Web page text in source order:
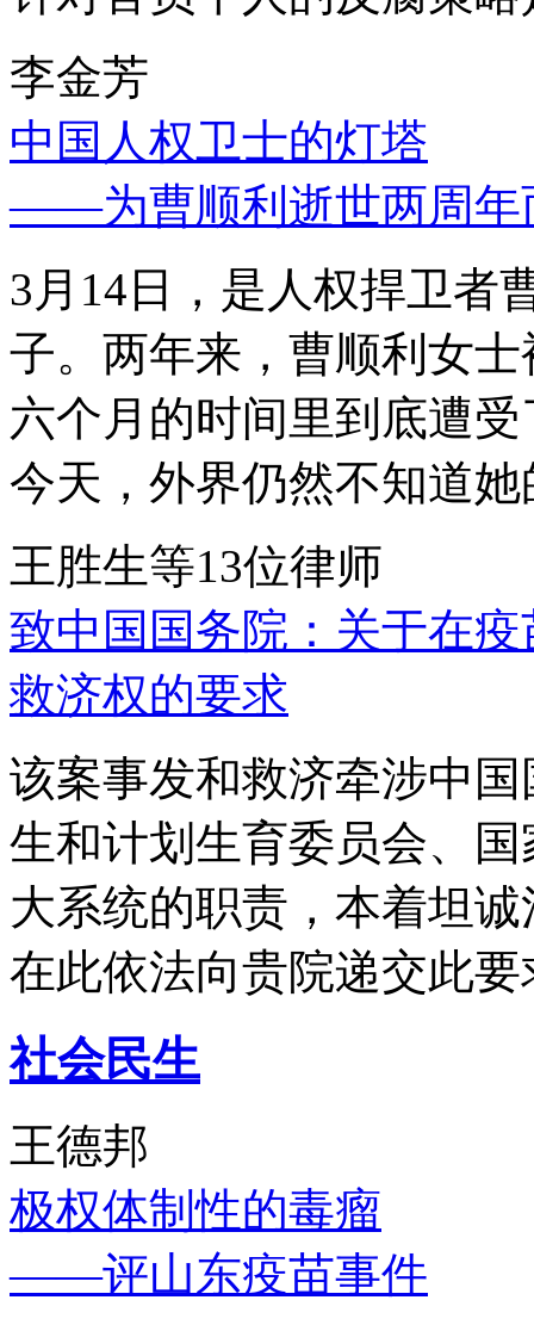
李金芳
中国人权卫士的灯塔
——为曹顺利逝世两周年
3月14日，是人权捍卫者
子。两年来，曹顺利女
六个月的时间里到底遭
今天，外界仍然不知道
王胜生等13位律师
致中国国务院：关于在
救济权的要求
该案事发和救济牵涉中
生和计划生育委员会、
大系统的职责，本着坦
在此依法向贵院递交此要
社会民生
王德邦
极权体制性的毒瘤
——评山东疫苗事件